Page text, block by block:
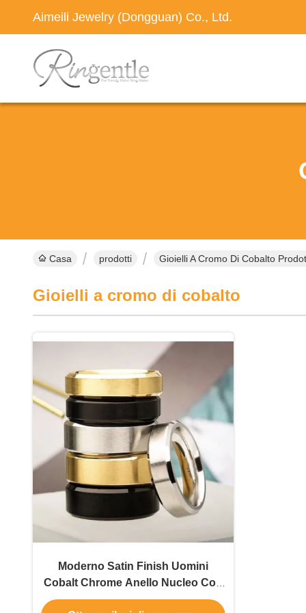
Aimeili Jewelry (Dongguan) Co., Ltd.
Casa prodotti Gioielli A Cromo Di Cobalto
Gioielli a cromo di cobalto
Moderno Satin Finish Uomini
Cobalt Chrome Anello Nucleo Con
Margine Bivellato